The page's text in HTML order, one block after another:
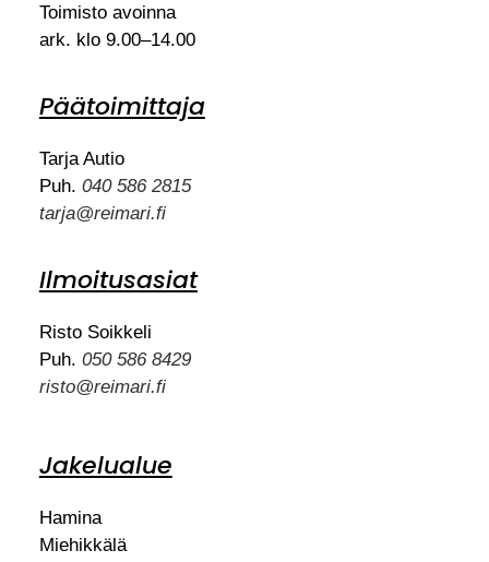
Toimisto avoinna
ark. klo 9.00–14.00
Päätoimittaja
Tarja Autio
Puh. 040 586 2815
tarja@reimari.fi
Ilmoitusasiat
Risto Soikkeli
Puh. 050 586 8429
risto@reimari.fi
Jakelualue
Hamina
Miehikkälä